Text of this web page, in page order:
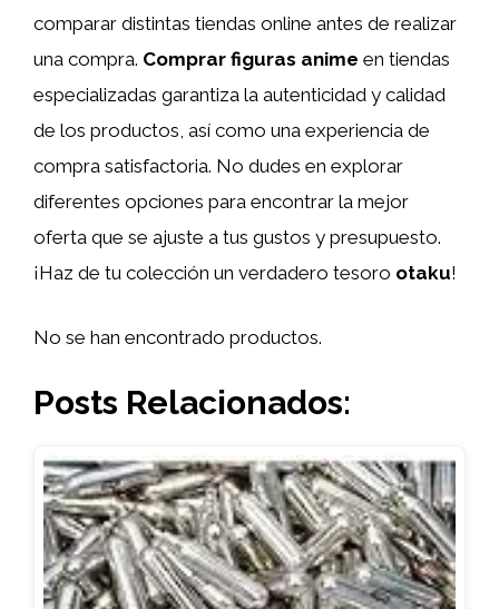
comparar distintas tiendas online antes de realizar
una compra. Comprar figuras anime en tiendas
especializadas garantiza la autenticidad y calidad
de los productos, así como una experiencia de
compra satisfactoria. No dudes en explorar
diferentes opciones para encontrar la mejor
oferta que se ajuste a tus gustos y presupuesto.
¡Haz de tu colección un verdadero tesoro otaku!
No se han encontrado productos.
Posts Relacionados: